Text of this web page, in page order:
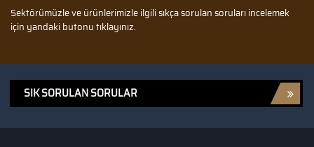
Sektörümüzle ve ürünlerimizle ilgili sıkça sorulan soruları incelemek
için yandaki butonu tıklayınız.
SIK SORULAN SORULAR